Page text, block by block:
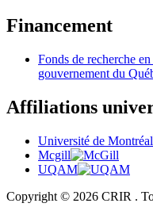
Financement
Fonds de recherche
gouvernement du
Affiliations
Université de Montréal
Mcgill
UQAM
Copyright © 2026 CRIR .